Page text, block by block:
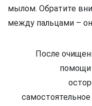
мылом. Обратите
между пальцами –
После
помощи
самостоятельное